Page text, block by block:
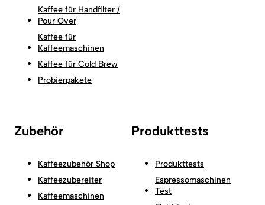
Kaffee für Handfilter /
Pour Over
Kaffee für
Kaffeemaschinen
Kaffee für Cold Brew
Probierpakete
Zubehör
Kaffeezubehör Shop
Kaffeezubereiter
Kaffeemaschinen
Produkttests
Produkttests
Espressomaschinen
Test